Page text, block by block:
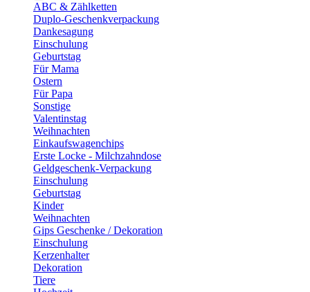
ABC & Zählketten
Duplo-Geschenkverpackung
Dankesagung
Einschulung
Geburtstag
Für Mama
Ostern
Für Papa
Sonstige
Valentinstag
Weihnachten
Einkaufswagenchips
Erste Locke - Milchzahndose
Geldgeschenk-Verpackung
Einschulung
Geburtstag
Kinder
Weihnachten
Gips Geschenke / Dekoration
Einschulung
Kerzenhalter
Dekoration
Tiere